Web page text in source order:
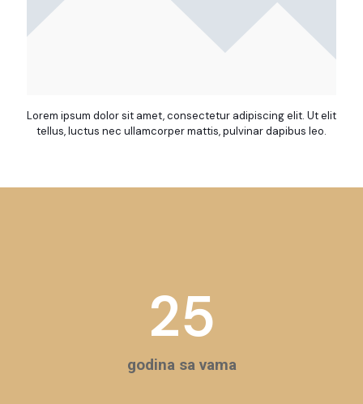
Lorem ipsum dolor sit amet, consectetur adipiscing elit. Ut elit
tellus, luctus nec ullamcorper mattis, pulvinar dapibus leo.
25
godina sa vama